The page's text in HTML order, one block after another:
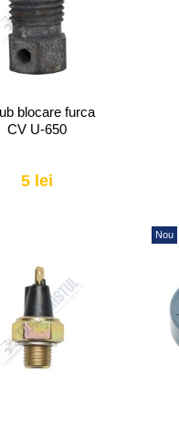
blocare furca
CV U-650
5 lei
Nou